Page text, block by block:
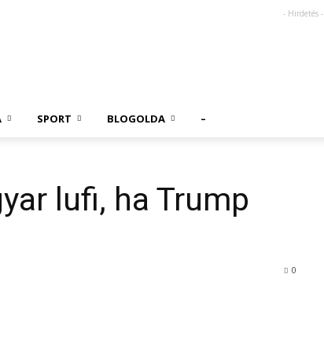
- Hirdetés -
SPORT BLOGOLDA –
lufi, ha Trump
0